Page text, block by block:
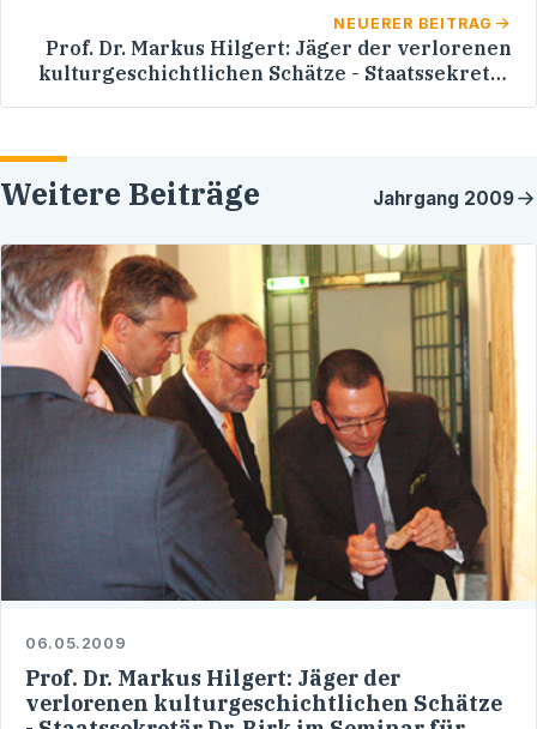
NEUERER BEITRAG
Prof. Dr. Markus Hilgert: Jäger der verlorenen
kulturgeschichtlichen Schätze - Staatssekretär
Weitere Beiträge Jahrgang 2009
06.05.2009
Prof. Dr. Markus Hilgert: Jäger der
verlorenen kulturgeschichtlichen Schätze